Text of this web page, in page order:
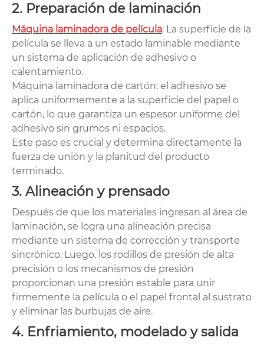
2. Preparación de laminación
Máquina laminadora de película: La superficie de la
película se lleva a un estado laminable mediante
un sistema de aplicación de adhesivo o
calentamiento.
Máquina laminadora de cartón: el adhesivo se
aplica uniformemente a la superficie del papel o
cartón, lo que garantiza un espesor uniforme del
adhesivo sin grumos ni espacios.
Este paso es crucial y determina directamente la
fuerza de unión y la planitud del producto
terminado.
3. Alineación y prensado
Después de que los materiales ingresan al área de
laminación, se logra una alineación precisa
mediante un sistema de corrección y transporte
sincrónico. Luego, los rodillos de presión de alta
precisión o los mecanismos de presión
proporcionan una presión estable para unir
firmemente la película o el papel frontal al sustrato
y eliminar las burbujas de aire.
4. Enfriamiento, modelado y salida